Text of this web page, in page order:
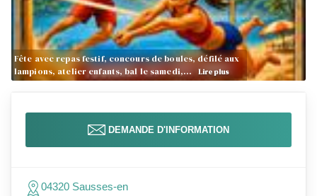
Fête avec repas festif, concours de boules, défilé aux
lampions, atelier enfants, bal le samedi,…
Lire plus
DEMANDE D'INFORMATION
04320 Sausses-en